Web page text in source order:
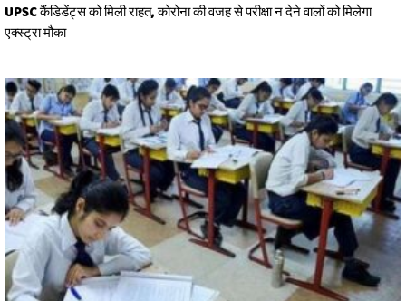
UPSC कैंडिडेंट्स को मिली राहत, कोरोना की वजह से परीक्षा न देने वालों को मिलेगा
एक्स्ट्रा मौका